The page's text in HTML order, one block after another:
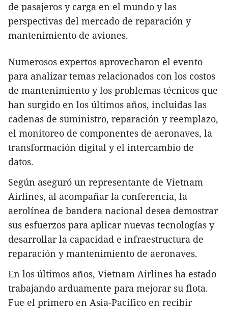
de pasajeros y carga en el mundo y las
perspectivas del mercado de reparación y
mantenimiento de aviones.
Numerosos expertos aprovecharon el evento
para analizar temas relacionados con los costos
de mantenimiento y los problemas técnicos que
han surgido en los últimos años, incluidas las
cadenas de suministro, reparación y reemplazo,
el monitoreo de componentes de aeronaves, la
transformación digital y el intercambio de
datos.
Según aseguró un representante de Vietnam
Airlines, al acompañar la conferencia, la
aerolínea de bandera nacional desea demostrar
sus esfuerzos para aplicar nuevas tecnologías y
desarrollar la capacidad e infraestructura de
reparación y mantenimiento de aeronaves.
En los últimos años, Vietnam Airlines ha estado
trabajando arduamente para mejorar su flota.
Fue el primero en Asia-Pacífico en recibir